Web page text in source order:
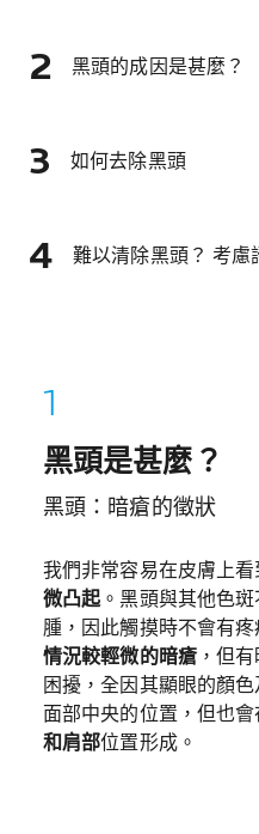
黑頭的成因是甚麼？
如何去除黑頭
難以清除黑頭？ 考慮
黑頭是甚麼？
黑頭：暗瘡的徵狀
我們非常容易在皮膚上
微凸起。黑頭與其他色
腫，因此觸摸時不會有
情況較輕微的暗瘡，但有
困擾，全因其顯眼的顏
面部中央的位置，但也會
和肩部位置形成。